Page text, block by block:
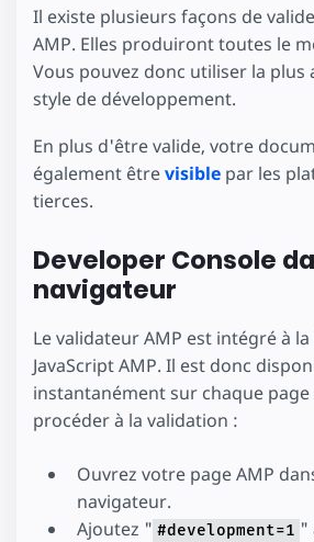
Il existe plusieurs façons de
AMP. Elles produiront toutes le
Vous pouvez donc utiliser la plus
style de développement.
En plus d'être valide, votre
également êtrevisible par les
tierces.
Developer Console
navigateur
Le validateur AMP est intégré à
JavaScript AMP. Il est donc
instantanément sur chaque page
procéder à la validation :
Ouvrez votre page AMP
navigateur.
Ajoutez " #development=1 "